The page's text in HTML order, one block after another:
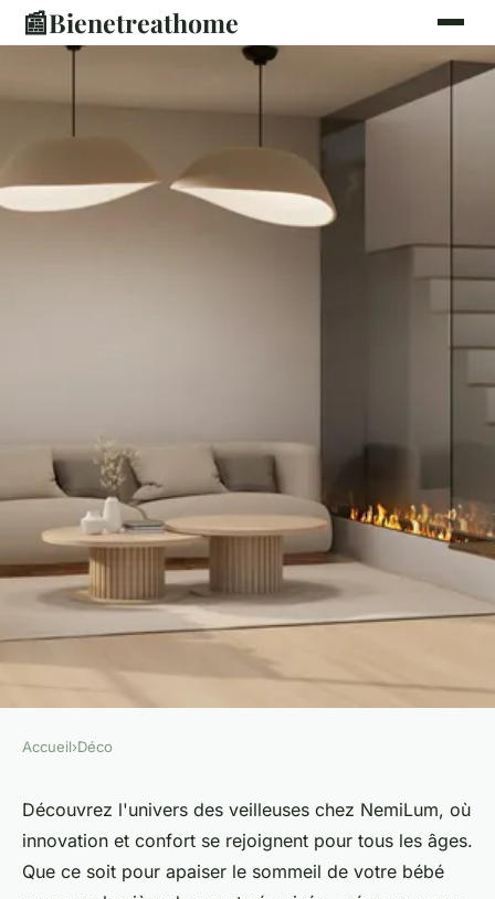
📰Bienetreathome
Des veilleuses pour bébés,
enfants et adultes chez
nemilum
Accueil›Déco
Découvrez l'univers des veilleuses chez NemiLum, où
innovation et confort se rejoignent pour tous les âges.
Que ce soit pour apaiser le sommeil de votre bébé